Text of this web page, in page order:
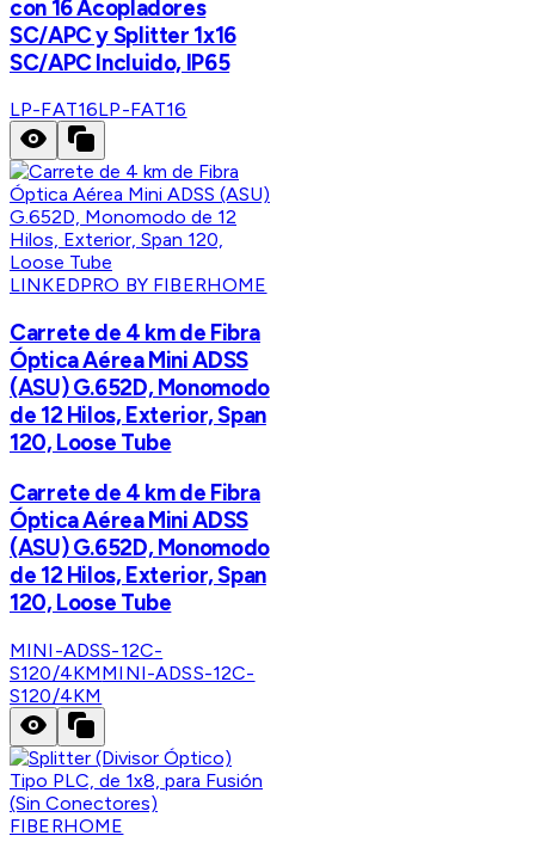
con 16 Acopladores
SC/APC y Splitter 1x16
SC/APC Incluido, IP65
LP-FAT16LP-FAT16
LINKEDPRO BY FIBERHOME
Carrete de 4 km de Fibra
Óptica Aérea Mini ADSS
(ASU) G.652D, Monomodo
de 12 Hilos, Exterior, Span
120, Loose Tube
Carrete de 4 km de Fibra
Óptica Aérea Mini ADSS
(ASU) G.652D, Monomodo
de 12 Hilos, Exterior, Span
120, Loose Tube
MINI-ADSS-12C-
S120/4KMMINI-ADSS-12C-
S120/4KM
FIBERHOME